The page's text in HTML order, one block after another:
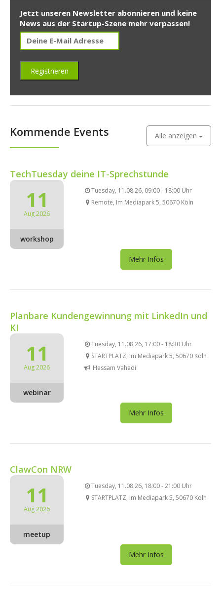
Jetzt unseren Newsletter abonnieren und keine
News aus der Startup-Szene mehr verpassen!
Kommende Events Alle anzeigen
TechTuesday deine IT-Sprechstunde
11
Aug 2026
workshop
Tuesday, 11.08.26, 09:00 - 18:00 Uhr
Remote, Im Mediapark 5, 50670 Köln
Mehr Infos
Planbare Kundengewinnung mit LinkedIn und
KI
11
Aug 2026
webinar
Tuesday, 11.08.26, 17:00 - 18:30 Uhr
STARTPLATZ, Im Mediapark 5, 50670 Köln
Hessam Vahedi
Mehr Infos
ClawCon NRW
11
Aug 2026
meetup
Tuesday, 11.08.26, 18:00 - 21:00 Uhr
STARTPLATZ, Im Mediapark 5, 50670 Köln
Mehr Infos